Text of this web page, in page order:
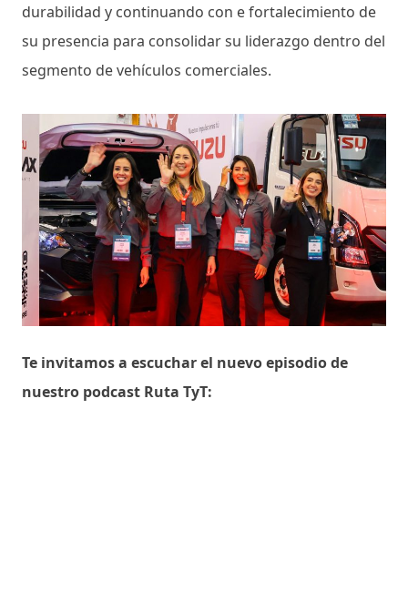
durabilidad y continuando con e fortalecimiento de
su presencia para consolidar su liderazgo dentro del
segmento de vehículos comerciales.
Te invitamos a escuchar el nuevo episodio de
nuestro podcast Ruta TyT: